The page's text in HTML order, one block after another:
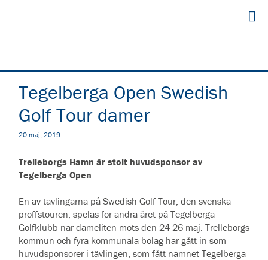
Tegelberga Open Swedish
Golf Tour damer
20 maj, 2019
Trelleborgs Hamn är stolt huvudsponsor av
Tegelberga Open
En av tävlingarna på Swedish Golf Tour, den svenska
proffstouren, spelas för andra året på Tegelberga
Golfklubb när dameliten möts den 24-26 maj. Trelleborgs
kommun och fyra kommunala bolag har gått in som
huvudsponsorer i tävlingen, som fått namnet Tegelberga